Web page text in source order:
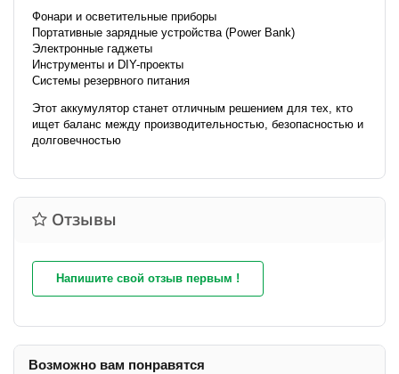
Фонари и осветительные приборы
Портативные зарядные устройства (Power Bank)
Электронные гаджеты
Инструменты и DIY-проекты
Системы резервного питания
Этот аккумулятор станет отличным решением для тех, кто
ищет баланс между производительностью, безопасностью и
долговечностью
Отзывы
Напишите свой отзыв первым !
Возможно вам понравятся